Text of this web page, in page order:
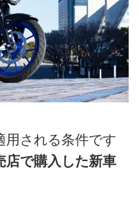
用される条件です
店で購入した新車